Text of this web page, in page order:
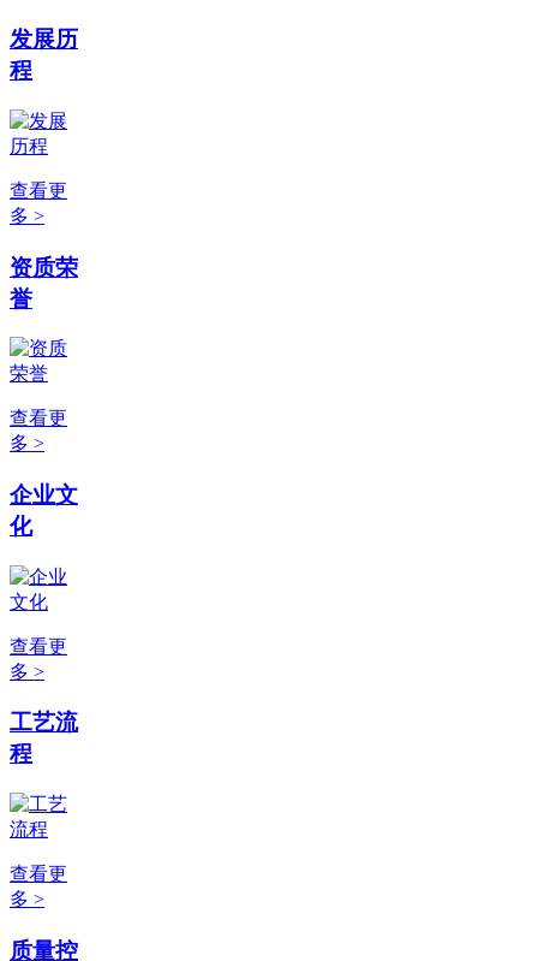
发展历
程
查看更
多 >
资质荣
誉
查看更
多 >
企业文
化
查看更
多 >
工艺流
程
查看更
多 >
质量控